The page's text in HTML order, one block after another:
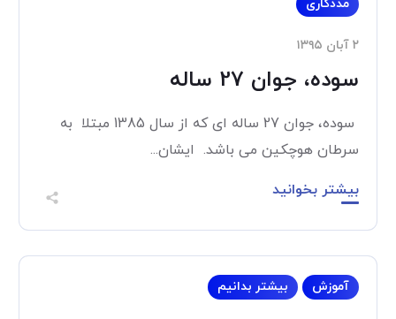
مددکاری
۲ آبان ۱۳۹۵
سوده، جوان 27 ساله
سوده، جوان 27 ساله ای که از سال 1385 مبتلا به
سرطان هوچکین می باشد. ایشان...
بیشتر بخوانید
آموزش بیشتر بدانیم